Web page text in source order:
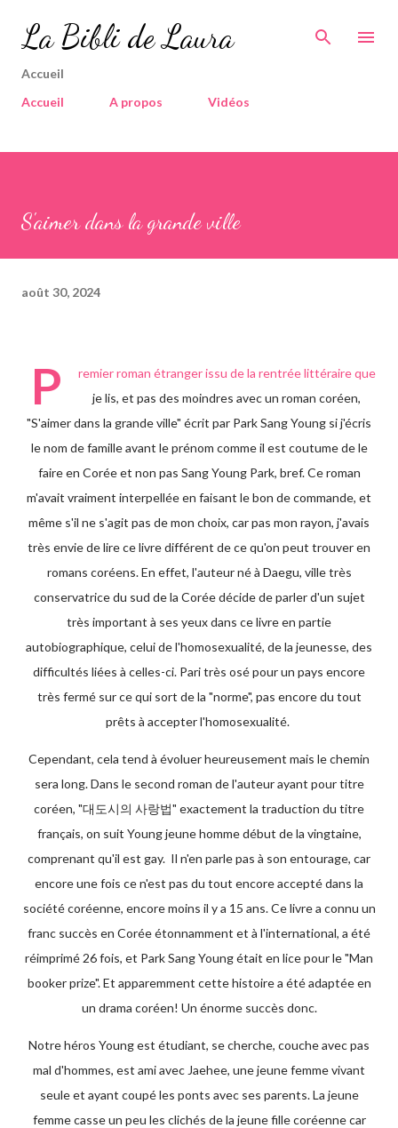
Accéder au contenu principal
La Bibli de Laura
Accueil
Accueil
A propos Vidéos
S'aimer dans la grande ville
août 30, 2024
P
remier roman étranger issu de la rentrée littéraire que
je lis, et pas des moindres avec un roman coréen,
"S'aimer dans la grande ville" écrit par Park Sang Young si j'écris
le nom de famille avant le prénom comme il est coutume de le
faire en Corée et non pas Sang Young Park, bref. Ce roman
m'avait vraiment interpellée en faisant le bon de commande, et
même s'il ne s'agit pas de mon choix, car pas mon rayon, j'avais
très envie de lire ce livre différent de ce qu'on peut trouver en
romans coréens. En effet, l'auteur né à Daegu, ville très
conservatrice du sud de la Corée décide de parler d'un sujet
très important à ses yeux dans ce livre en partie
autobiographique, celui de l'homosexualité, de la jeunesse, des
difficultés liées à celles-ci. Pari très osé pour un pays encore
très fermé sur ce qui sort de la "norme", pas encore du tout
prêts à accepter l'homosexualité.
Cependant, cela tend à évoluer heureusement mais le chemin
sera long. Dans le second roman de l'auteur ayant pour titre
coréen, "대도시의 사랑법" exactement la traduction du titre
français, on suit Young jeune homme début de la vingtaine,
comprenant qu'il est gay. Il n'en parle pas à son entourage, car
encore une fois ce n'est pas du tout encore accepté dans la
société coréenne, encore moins il y a 15 ans. Ce livre a connu un
franc succès en Corée étonnamment et à l'international, a été
réimprimé 26 fois, et Park Sang Young était en lice pour le "Man
booker prize". Et apparemment cette histoire a été adaptée en
un drama coréen! Un énorme succès donc.
Notre héros Young est étudiant, se cherche, couche avec pas
mal d'hommes, est ami avec Jaehee, une jeune femme vivant
seule et ayant coupé les ponts avec ses parents. La jeune
femme casse un peu les clichés de la jeune fille coréenne car